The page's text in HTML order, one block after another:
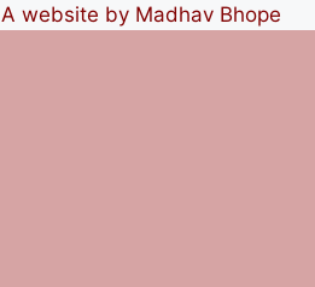
A website by Madhav Bhope